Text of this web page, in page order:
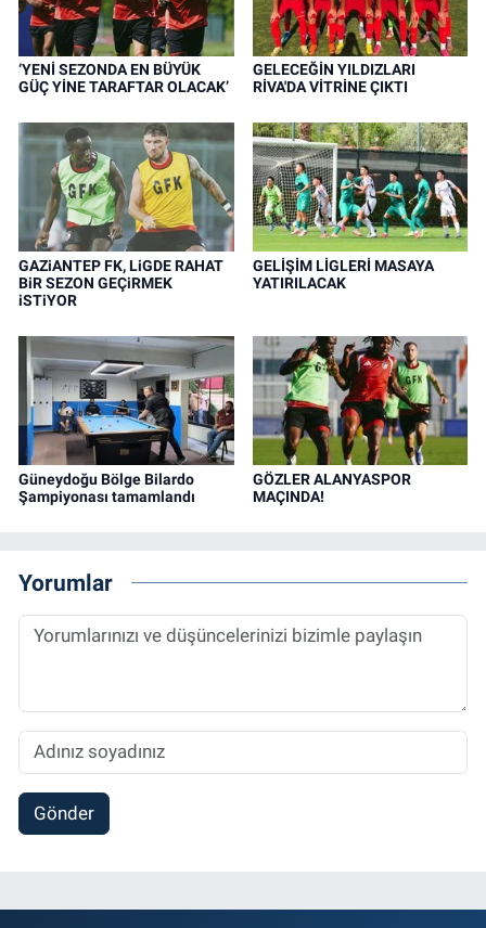
‘YENİ SEZONDA EN BÜYÜK
GÜÇ YİNE TARAFTAR OLACAK’
GELECEĞİN YILDIZLARI
RİVA'DA VİTRİNE ÇIKTI
GAZiANTEP FK, LiGDE RAHAT
BiR SEZON GEÇiRMEK
iSTiYOR
GELİŞİM LİGLERİ MASAYA
YATIRILACAK
Güneydoğu Bölge Bilardo
Şampiyonası tamamlandı
GÖZLER ALANYASPOR
MAÇINDA!
Yorumlar
Gönder